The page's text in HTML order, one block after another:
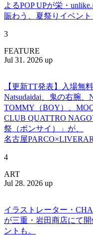
よるPOP UPが栄・
賑わう、夏祭りイベント
3
FEATURE
Jul 31. 2026 up
【更新TT発表】入場無
Natsudaidai、鬼の右腕、
TOMMY（BOY）、
CLUB QUATTRO
祭（ボンサイ）」が、
名古屋
4
ART
Jul 28. 2026 up
イラストレーター・
が三重・岩田商店にて
ントも。